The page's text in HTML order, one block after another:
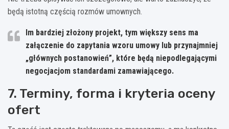
będą istotną częścią rozmów umownych.
Im bardziej złożony projekt, tym większy sens ma
załączenie do zapytania wzoru umowy lub przynajmniej
„głównych postanowień”, które będą niepodlegającymi
negocjacjom standardami zamawiającego.
7. Terminy, forma i kryteria oceny
ofert